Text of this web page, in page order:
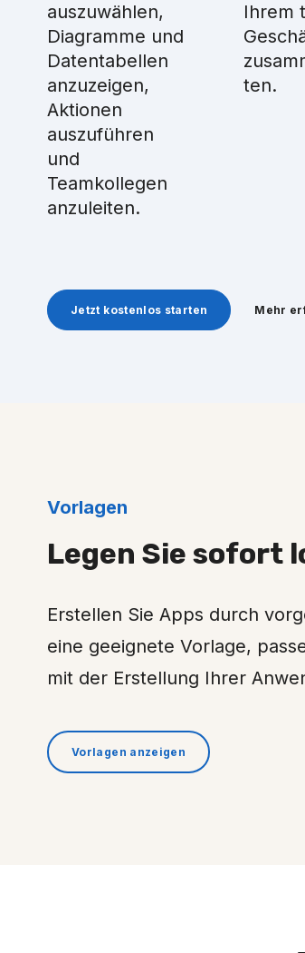
auszuwählen,
Diagramme und
Datentabellen
anzuzeigen,
Aktionen
auszuführen
und
Teamkollegen
anzuleiten.
Ihrem
ten.
Jetzt kostenlos starten Mehr
Vorlagen
Legen Sie sofort
Erstellen Sie Apps durch
eine geeignete Vorlage,
mit der Erstellung Ihrer
Vorlagen anzeigen